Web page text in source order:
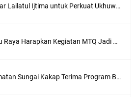
PRNU Lingga Gelar Lailatul Ijtima untuk Perkuat Ukhuwah dan Syiar Keagamaan
Ketua DPRD Kubu Raya Harapkan Kegiatan MTQ Jadi Pondasi Pengembangan SDM Di Kubu Raya
12 Desa Di Kecamatan Sungai Kakap Terima Program Bedah Rumah Aspirasi Syarief Abdullah